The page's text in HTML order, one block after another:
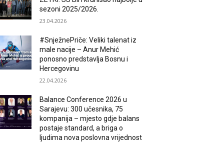
sezoni 2025/2026.
23.04.2026
#SnježnePriče: Veliki talenat iz
male nacije – Anur Mehić
ponosno predstavlja Bosnu i
Hercegovinu
22.04.2026
Balance Conference 2026 u
Sarajevu: 300 učesnika, 75
kompanija – mjesto gdje balans
postaje standard, a briga o
ljudima nova poslovna vrijednost